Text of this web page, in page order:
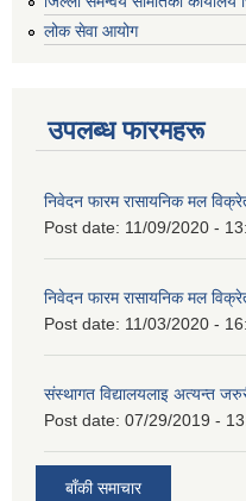
लोक सेवा आयोग
उपलब्ध फारमहरू
निवेदन फारम रासायनिक मल
Post date: 11/09/2020 -
निवेदन फारम रासायनिक मल
Post date: 11/03/2020 -
संस्थागत विद्यालयलाइ अत्यन्त
Post date: 07/29/2019 -
बाँकी समाचार